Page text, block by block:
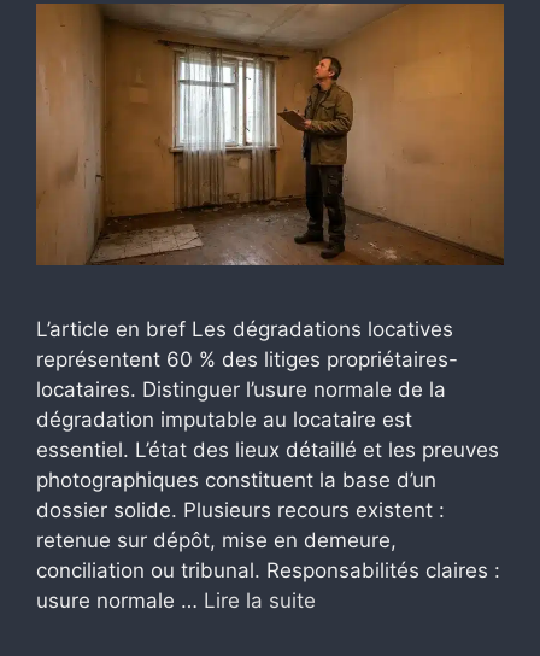
L’article en bref Les dégradations locatives
représentent 60 % des litiges propriétaires-
locataires. Distinguer l’usure normale de la
dégradation imputable au locataire est
essentiel. L’état des lieux détaillé et les preuves
photographiques constituent la base d’un
dossier solide. Plusieurs recours existent :
retenue sur dépôt, mise en demeure,
conciliation ou tribunal. Responsabilités claires :
usure normale … Lire la suite